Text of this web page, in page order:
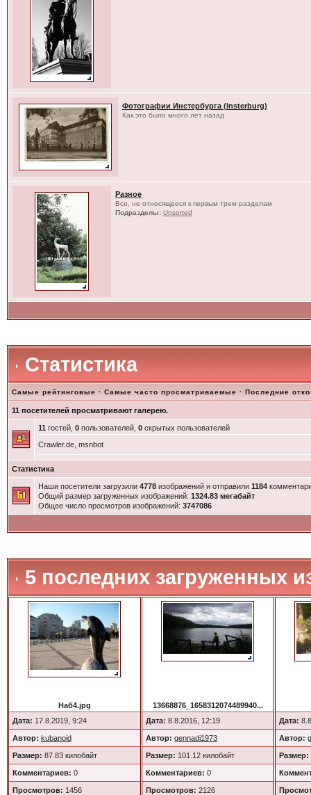
Фотографии Инстербурга (Insterburg)
Как это было много лет назад
Разное
Все, не относящееся к первым трем разделам
Подразделы: Unsorted
Статистика
Самые рейтинговые · Самые часто просматриваемые · Последние
11 посетителей просматривают галерею.
11 гостей, 0пользователей, 0скрытых пользователей
Crawler.de, msnbot
Статистика
Наши посетители загрузили 4778изображений и отправили 1184
Общий размер загруженных изображений: 1324.83 мегабайт
Общее число просмотров изображений: 3747086
5 последних загруженных
Наб4.jpg
Дата: 17.8.2019, 9:24
Автор: kubanoid
Размер: 87.83 килобайт
Комментариев: 0
Просмотров: 1456
13668876_1658312074489940...
Дата: 8.8.2016, 12:19
Автор: gennadi1973
Размер: 101.12 килобайт
Комментариев: 0
Просмотров: 2126
Дата:
Автор:
Размер: